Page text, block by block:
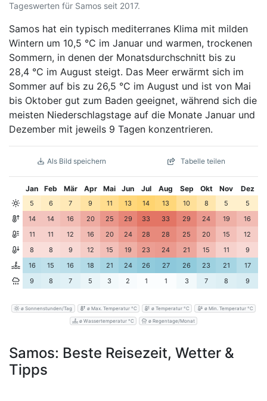
Tageswerten für Samos seit 2017.
Samos hat ein typisch mediterranes Klima mit milden
Wintern um 10,5 °C im Januar und warmen, trockenen
Sommern, in denen der Monatsdurchschnitt bis zu
28,4 °C im August steigt. Das Meer erwärmt sich im
Sommer auf bis zu 26,5 °C im August und ist von Mai
bis Oktober gut zum Baden geeignet, während sich die
meisten Niederschlagstage auf die Monate Januar und
Dezember mit jeweils 9 Tagen konzentrieren.
Als Bild speichern Tabelle teilen
Jan Feb Mär Apr Mai Jun Jul Aug Sep Okt Nov Dez
5 6 7 9 11 13 14 13 10 8 5
5
14
14 16 20 25 29 33 33 29 24 19
16
11
11 12 16 20 24 28 28 25 20 15
12
8
8 9 12 15 19 23 24 21 15 11
9
16
15 16 18 21 24 26 27 26 23 21
17
9
8 7 5 3 2 1 1 3 7 8 9
ø Sonnenstunden/Tag ø Max. Temperatur °C ø Temperatur °C ø Min. Temperatur °C
ø Wassertemperatur °C ø Regentage/Monat
Samos: Beste Reisezeit, Wetter &
Tipps